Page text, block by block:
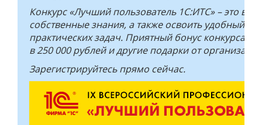
Конкурс «Лучший пользователь 1С:ИТС» – это
собственные знания, а также освоить удобный
практических задач. Приятный бонус конкурса –
в 250 000 рублей и другие подарки от
Зарегистрируйтесь прямо сейчас.